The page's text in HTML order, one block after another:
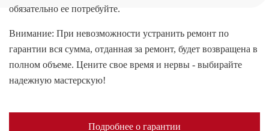
обязательно ее потребуйте.
Внимание: При невозможности устранить ремонт по
гарантии вся сумма, отданная за ремонт, будет возвращена в
полном объеме. Цените свое время и нервы - выбирайте
надежную мастерскую!
Подробнее о гарантии